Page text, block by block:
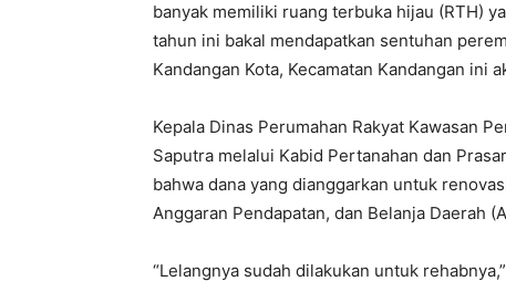
banyak memiliki ruang terbuka hijau (RTH)
tahun ini bakal mendapatkan sentuhan
Kandangan Kota, Kecamatan Kandangan ini
Kepala Dinas Perumahan Rakyat Kawasan
Saputra melalui Kabid Pertanahan dan
bahwa dana yang dianggarkan untuk
Anggaran Pendapatan, dan Belanja Daerah
“Lelangnya sudah dilakukan untuk